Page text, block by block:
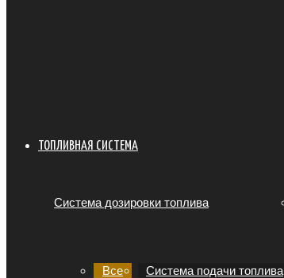
ТОПЛИВНАЯ СИСТЕМА
Система дозировки топлива
Все Система подачи топлива